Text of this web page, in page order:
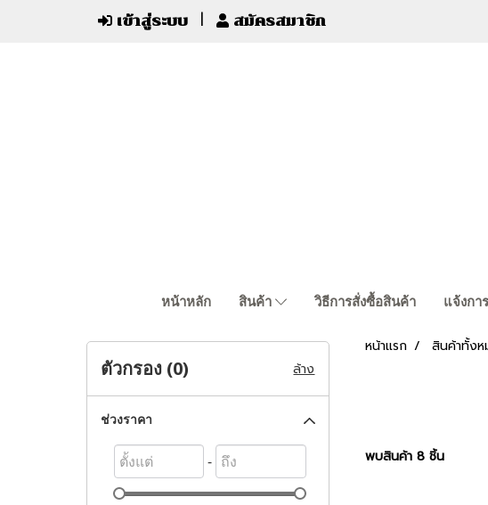
เข้าสู่ระบบ สมัครสมาชิก
หน้าหลัก สินค้า วิธีการสั่งซื้อสินค้า แจ้งกา
หน้าแรก สินค้าทั้ง
พบสินค้า 8 ชิ้น
ตัวกรอง (0) ล้าง
ช่วงราคา
-